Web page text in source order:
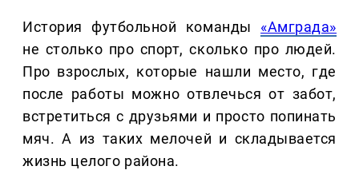
История футбольной команды «Амграда»
не столько про спорт, сколько про людей.
Про взрослых, которые нашли место, где
после работы можно отвлечься от забот,
встретиться с друзьями и просто попинать
мяч. А из таких мелочей и складывается
жизнь целого района.